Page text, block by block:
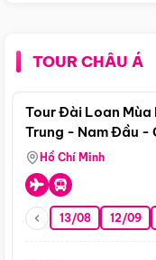
TOUR CHÂU Á
Tour Đài Loan
Trung - Nam Đầu -
Hồ Chí Minh
13/08 12/09